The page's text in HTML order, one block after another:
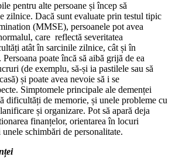
pentru alte persoane și încep să
zilnice. Dacă sunt evaluate prin testul tipic
(MMSE), persoanele pot avea
care reflectă severitatea
atât în sarcinile zilnice, cât și în
poate încă să aibă grijă de ea
(de exemplu, să-și ia pastilele sau să
și poate avea nevoie să i se
Simptomele principale ale demenței
dificultăți de memorie, și unele probleme cu
și organizare. Pot să apară deja
finanțelor, orientarea în locuri
schimbări de personalitate.